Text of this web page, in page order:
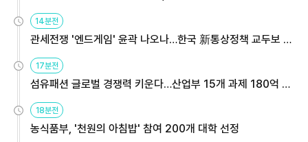
14분전
관세전쟁 '엔드게임' 윤곽 나오나…한국 新통상정책 교두보 활
용해야
17분전
섬유패션 글로벌 경쟁력 키운다…산업부 15개 과제 180억 지
원
18분전
농식품부, '천원의 아침밥' 참여 200개 대학 선정